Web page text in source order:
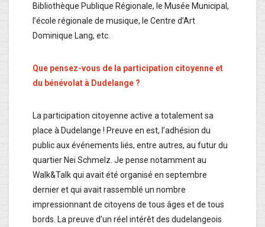
Bibliothèque Publique Régionale, le Musée Municipal,
l’école régionale de musique, le Centre d’Art
Dominique Lang, etc.
Que pensez-vous de la participation citoyenne et
du bénévolat à Dudelange ?
La participation citoyenne active a totalement sa
place à Dudelange ! Preuve en est, l’adhésion du
public aux événements liés, entre autres, au futur du
quartier Nei Schmelz. Je pense notamment au
Walk&Talk qui avait été organisé en septembre
dernier et qui avait rassemblé un nombre
impressionnant de citoyens de tous âges et de tous
bords. La preuve d’un réel intérêt des dudelangeois